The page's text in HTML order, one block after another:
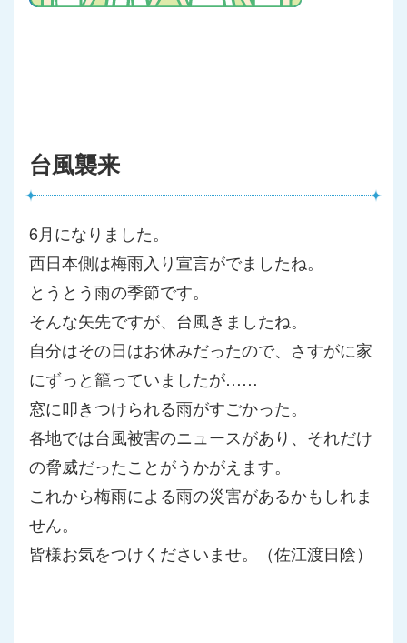
台風襲来
6月になりました。
西日本側は梅雨入り宣言がでましたね。
とうとう雨の季節です。
そんな矢先ですが、台風きましたね。
自分はその日はお休みだったので、さすがに家
にずっと籠っていま したが……
窓に叩きつけられる雨がすごかった。
各地では台風被害のニュースがあり、それだけ
の脅威だったことがうかがえます。
これから梅雨による雨の災害があるかもしれま
せん。
皆様お気をつけくださいませ。（佐江渡日陰）